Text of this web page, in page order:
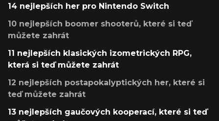
14 nejlepších her pro Nintendo Switch
10 nejlepších boomer shooterů, které si teď
můžete zahrát
11 nejlepších klasických izometrických RPG,
která si teď můžete zahrát
12 nejlepších postapokalyptických her, které si
teď můžete zahrát
13 nejlepších gaučových kooperací, které si teď